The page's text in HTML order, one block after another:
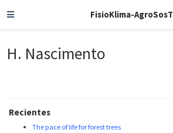
FisioKlima-AgroSosT
H. Nascimento
Recientes
The pace of life for forest trees